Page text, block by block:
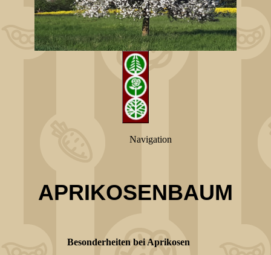
Navigation
APRIKOSENBAUM
Besonderheiten bei Aprikosen